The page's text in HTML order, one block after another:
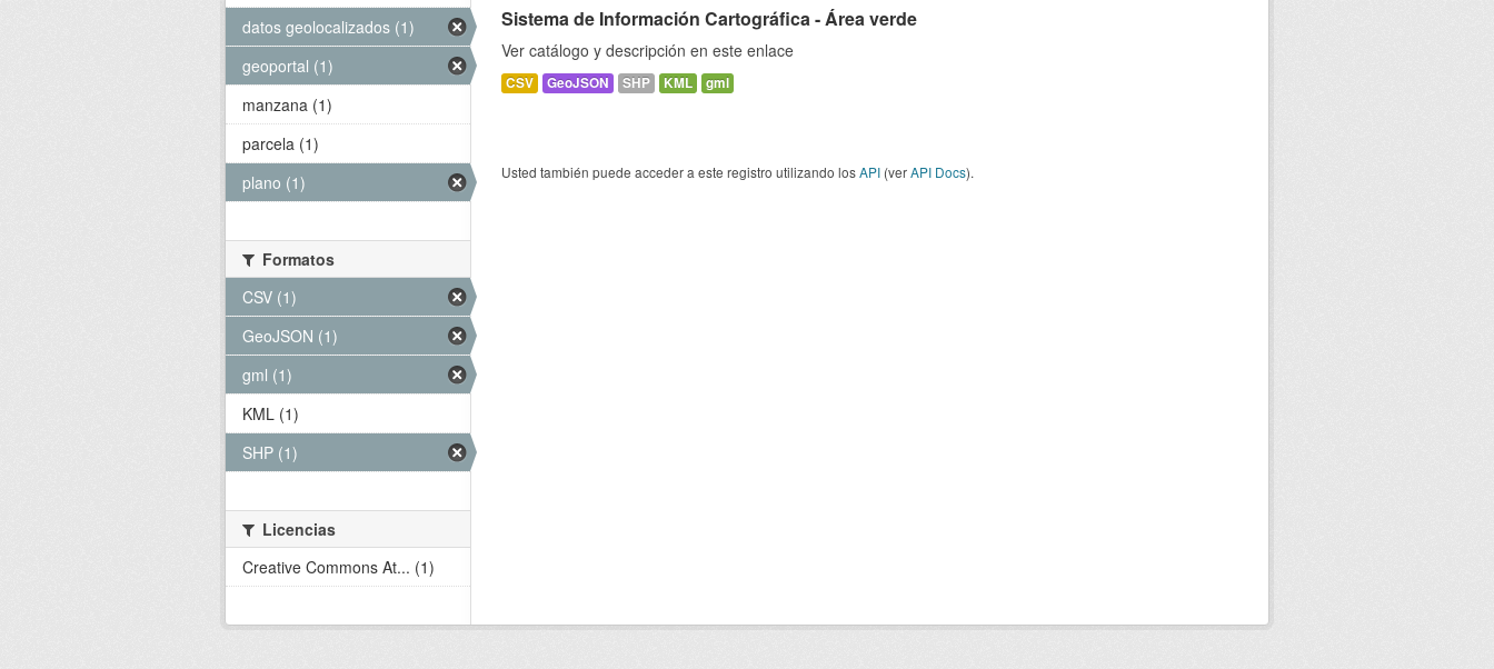
Sistema de Información Cartográfica - Área verde
Ver catálogo y descripción en este enlace
CSV GeoJSON SHP KML gml
Usted también puede acceder a este registro utilizando losAPI (verAPI Docs).
datos geolocalizados (1)
geoportal (1)
manzana (1)
parcela (1)
plano (1)
Formatos
CSV (1)
GeoJSON (1)
gml (1)
KML (1)
SHP (1)
Licencias
Creative Commons At... (1)